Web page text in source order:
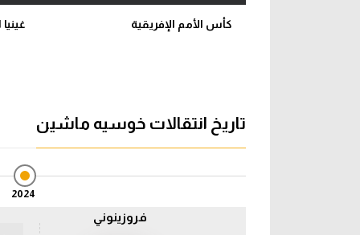
كأس الأمم الإفريقية
تاريخ انتقالات خوسيه ماشين
2024
فروزينوني